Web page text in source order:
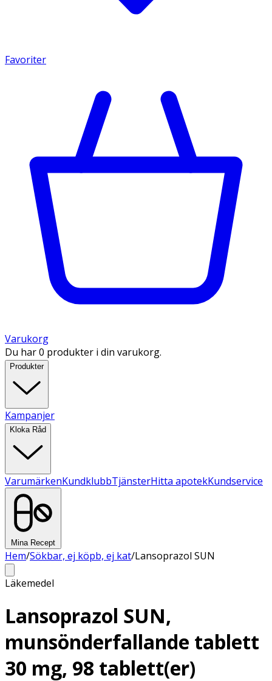
Favoriter
Varukorg
Du har 0 produkter i din varukorg.
Produkter
Kampanjer
Kloka Råd
VarumärkenKundklubbTjänsterHitta apotekKundservice
Mina Recept
Hem/Sökbar, ej köpb, ej kat/Lansoprazol SUN
Läkemedel
Lansoprazol SUN,
munsönderfallande tablett
30 mg, 98 tablett(er)